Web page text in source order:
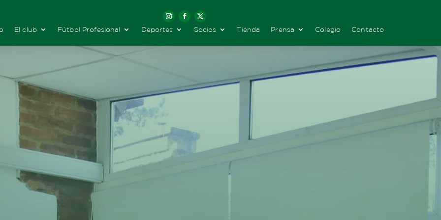
El club Fútbol Profesional Deportes Socios Tienda Prensa Colegio Contacto